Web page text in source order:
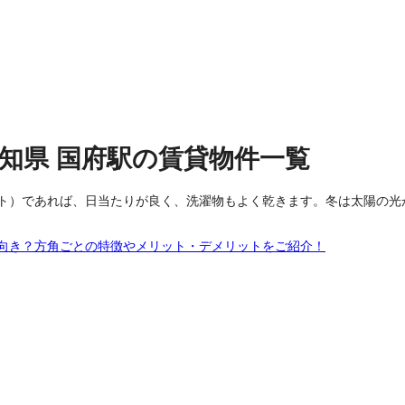
県 国府駅の賃貸物件一覧
）であれば、日当たりが良く、洗濯物もよく乾きます。冬は太陽の
？方角ごとの特徴やメリット・デメリットをご紹介！